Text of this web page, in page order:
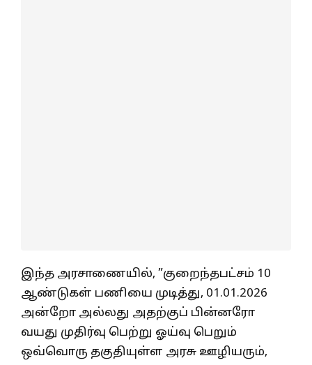
இந்த அரசாணையில், ”குறைந்தபட்சம் 10
ஆண்டுகள் பணியை முடித்து, 01.01.2026
அன்றோ அல்லது அதற்குப் பின்னரோ
வயது முதிர்வு பெற்று ஓய்வு பெறும்
ஒவ்வொரு தகுதியுள்ள அரசு ஊழியரும்,